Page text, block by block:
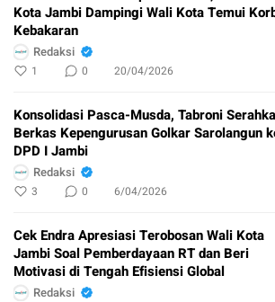
Kota Jambi Dampingi Wali Kota Temui
Kebakaran
Redaksi
1 0 20/04/2026
Konsolidasi Pasca-Musda, Tabroni
Berkas Kepengurusan Golkar Sarolangun
DPD I Jambi
Redaksi
3 0 6/04/2026
Cek Endra Apresiasi Terobosan Wali Kota
Jambi Soal Pemberdayaan RT dan Beri
Motivasi di Tengah Efisiensi Global
Redaksi